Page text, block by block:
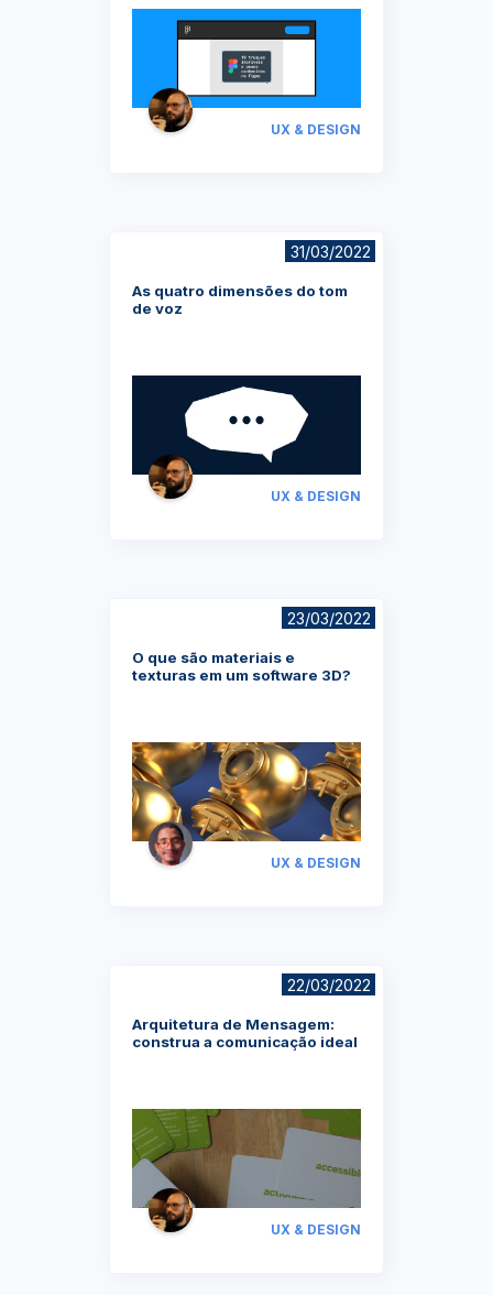
UX & DESIGN
As quatro dimensões do tom
de voz
31/03/2022
UX & DESIGN
O que são materiais e
texturas em um software 3D?
23/03/2022
UX & DESIGN
Arquitetura de Mensagem:
construa a comunicação ideal
22/03/2022
UX & DESIGN